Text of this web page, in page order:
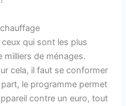
qui sont les plus
milliers de ménages.
cela, il faut se conformer
le programme permet
contre un euro, tout